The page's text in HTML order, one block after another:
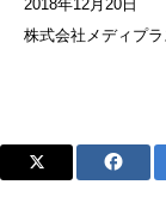
2018年12月20日
株式会社メディプ